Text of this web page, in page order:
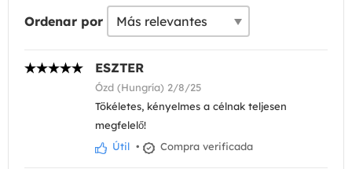
Ordenar por
ESZTER
Ózd (Hungría) 2/8/25
Tökéletes, kényelmes a célnak teljesen
megfelelő!
Útil • Compra verificada